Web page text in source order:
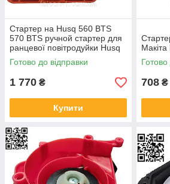
Стартер на Husq 560 BTS
570 BTS ручной стартер для
ранцевої повітродуйки Husq
580 BFS 580 BTS 580BFS
5782835-01
Готово до відправки
1 770 ₴
Купити
Готово
708 ₴